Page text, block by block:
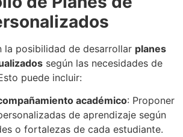
la posibilidad de desarrollar planes
según las necesidades de
puede incluir:
académico: Proponer
de aprendizaje según
o fortalezas de cada estudiante.